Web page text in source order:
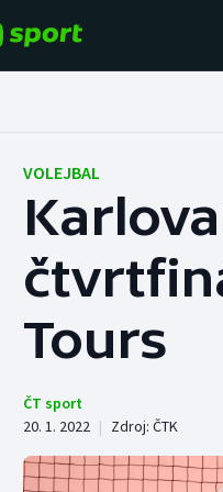
Hokej
Tenis
Atletika
VOLEJBAL
Tours
ČT sport
20. 1. 2022 | Zdroj: ČTK